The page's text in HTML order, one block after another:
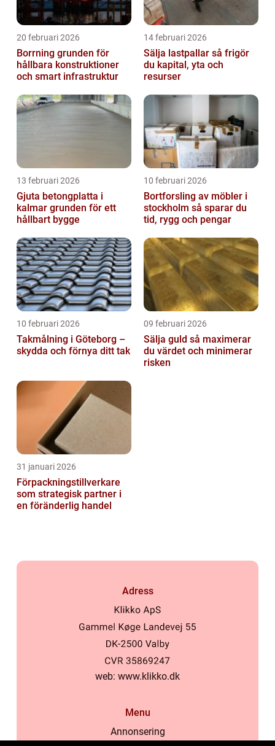
20 februari 2026
Borrning grunden för
hållbara konstruktioner
och smart infrastruktur
14 februari 2026
Sälja lastpallar så frigör
du kapital, yta och
resurser
13 februari 2026
Gjuta betongplatta i
kalmar grunden för ett
hållbart bygge
10 februari 2026
Bortforsling av möbler i
stockholm så sparar du
tid, rygg och pengar
10 februari 2026
Takmålning i Göteborg –
skydda och förnya ditt tak
09 februari 2026
Sälja guld så maximerar
du värdet och minimerar
risken
31 januari 2026
Förpackningstillverkare
som strategisk partner i
en föränderlig handel
Adress
web: www.klikko.dk
Menu
Annonsering